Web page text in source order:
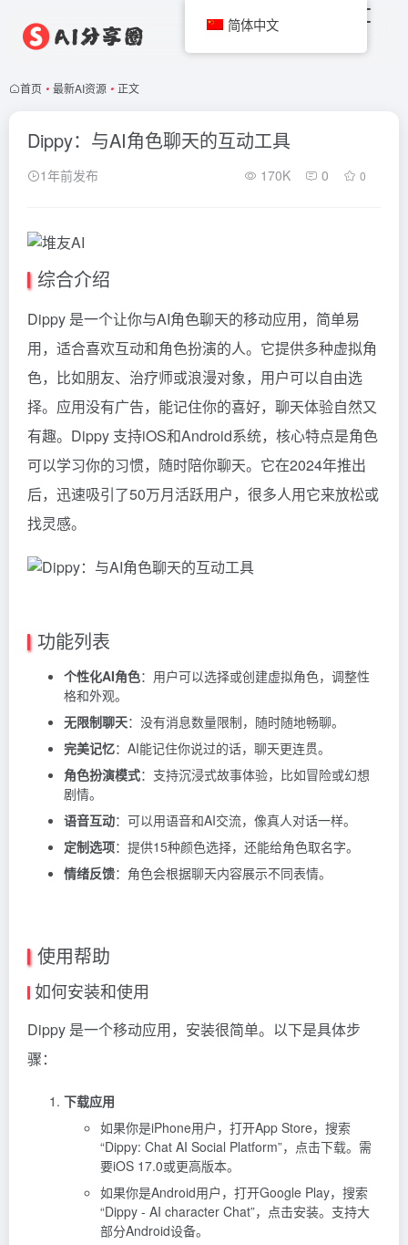
首页 • 最新AI资源 • 正文
Dippy：与AI角色聊天的互动工具
1年前发布 170K 0 0
综合介绍
Dippy 是一个让你与AI角色聊天的移动应用，简单易
用，适合喜欢互动和角色扮演的人。它提供多种虚拟角
色，比如朋友、治疗师或浪漫对象，用户可以自由选
择。应用没有广告，能记住你的喜好，聊天体验自然又
有趣。Dippy 支持iOS和Android系统，核心特点是角色
可以学习你的习惯，随时陪你聊天。它在2024年推出
后，迅速吸引了50万月活跃用户，很多人用它来放松或
找灵感。
功能列表
个性化AI角色：用户可以选择或创建虚拟角色，调整性
格和外观。
无限制聊天：没有消息数量限制，随时随地畅聊。
完美记忆：AI能记住你说过的话，聊天更连贯。
角色扮演模式：支持沉浸式故事体验，比如冒险或幻想
剧情。
语音互动：可以用语音和AI交流，像真人对话一样。
定制选项：提供15种颜色选择，还能给角色取名字。
情绪反馈：角色会根据聊天内容展示不同表情。
使用帮助
如何安装和使用
Dippy 是一个移动应用，安装很简单。以下是具体步
骤：
下载应用
如果你是iPhone用户，打开App Store，搜索
“Dippy: Chat AI Social Platform”，点击下载。需
要iOS 17.0或更高版本。
如果你是Android用户，打开Google Play，搜索
“Dippy - AI character Chat”，点击安装。支持大
部分Android设备。
简体中文